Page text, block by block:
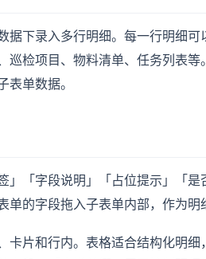
据下录入多行明细。每一行明细
巡检项目、物料清单、任务列表
表单数据。
」「字段说明」「占位提示」「
单的字段拖入子表单内部，作为明
卡片和行内。表格适合结构化明